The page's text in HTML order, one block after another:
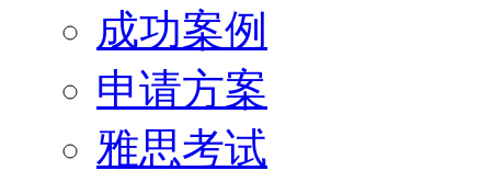
成功案例
申请方案
雅思考试